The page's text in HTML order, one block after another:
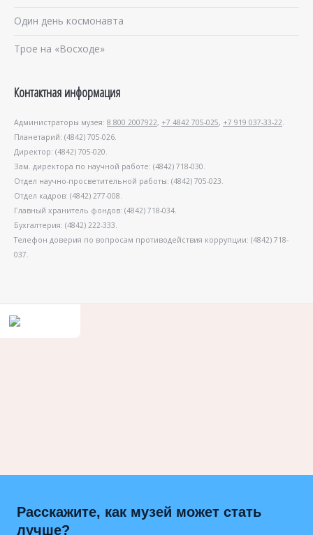
Один день космонавта
Трое на «Восходе»
Контактная информация
Администраторы музея: 8 800 2007922, +7 4842 705-025, +7 919 037-33-22
Планетарий: (4842) 705-026.
Директор: (4842) 705-020.
Зам. директора по научной работе: (4842) 718-030.
Отдел научно-просветительной работы: (4842) 705-023.
Отдел кадров: (4842) 277-008.
Главный хранитель фондов: (4842) 718-034.
Бухгалтерия: (4842) 222-333.
Телефон доверия по вопросам противодействия коррупции: (4842) 718-
037.
Расскажите, как музей может стать
лучше?